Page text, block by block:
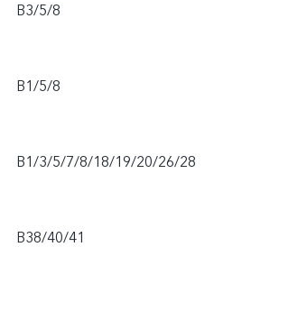
B3/5/8
B1/5/8
B1/3/5/7/8/18/19/20/26/28
B38/40/41